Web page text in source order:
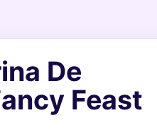
De
Feast